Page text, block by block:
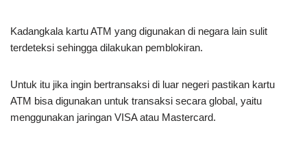
Kadangkala kartu ATM yang digunakan di negara lain sulit
terdeteksi sehingga dilakukan pemblokiran.
Untuk itu jika ingin bertransaksi di luar negeri pastikan kartu
ATM bisa digunakan untuk transaksi secara global, yaitu
menggunakan jaringan VISA atau Mastercard.